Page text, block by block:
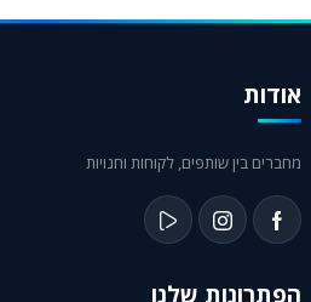
אודות
מחברים בין שותפים, לקוחות וחנויות
הפתרונות שלנו